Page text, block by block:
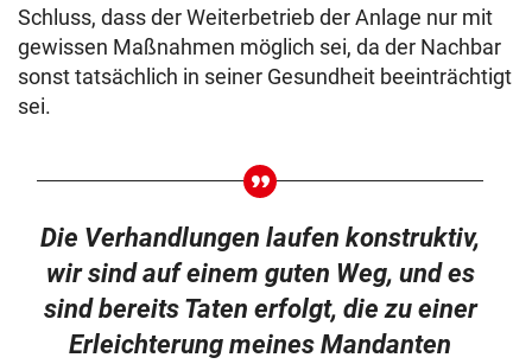
Schluss, dass der Weiterbetrieb der Anlage nur mit
gewissen Maßnahmen möglich sei, da der Nachbar
sonst tatsächlich in seiner Gesundheit beeinträchtigt
sei.
Die Verhandlungen laufen konstruktiv,
wir sind auf einem guten Weg, und es
sind bereits Taten erfolgt, die zu einer
Erleichterung meines Mandanten